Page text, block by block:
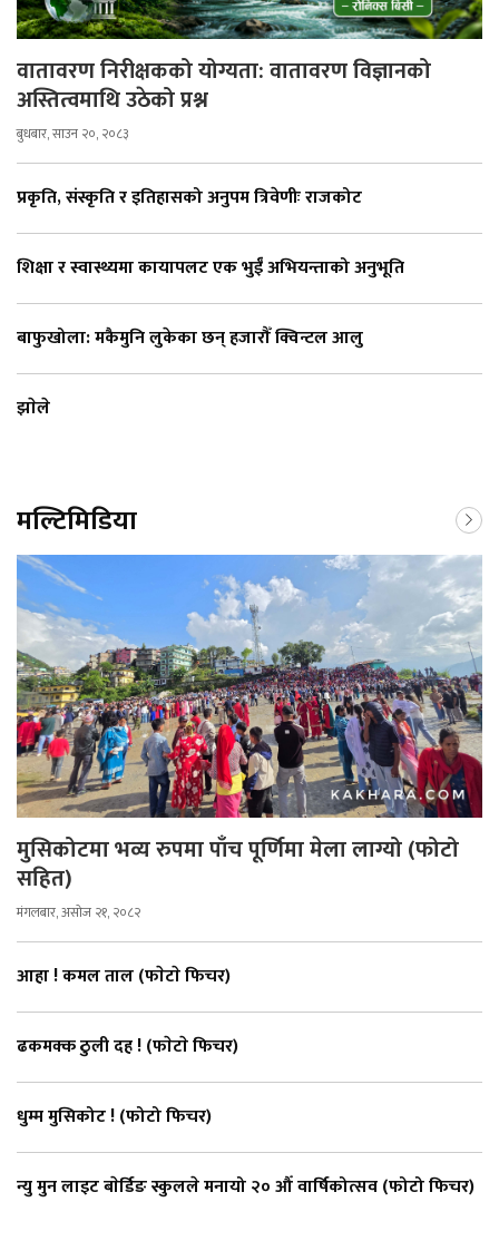
वातावरण निरीक्षकको योग्यता: वातावरण विज्ञानको
अस्तित्वमाथि उठेको प्रश्न
बुधबार, साउन २०, २०८३
प्रकृति, संस्कृति र इतिहासको अनुपम त्रिवेणीः राजकोट
शिक्षा र स्वास्थ्यमा कायापलट एक भुईँ अभियन्ताको अनुभूति
बाफुखोला: मकैमुनि लुकेका छन् हजारौँ क्विन्टल आलु
झाेले
मल्टिमिडिया
मुसिकोटमा भव्य रुपमा पाँच पूर्णिमा मेला लाग्यो (फोटो
सहित)
मंगलबार, असोज २१, २०८२
आहा ! कमल ताल (फाेटाे फिचर)
ढकमक्क ठुली दह ! (फाेटाे फिचर)
धुम्म मुसिकोट ! (फोटो फिचर)
न्यु मुन लाइट बाेर्डिङ स्कुलले मनायो २० औँ वार्षिकोत्सव (फोटो फिचर)